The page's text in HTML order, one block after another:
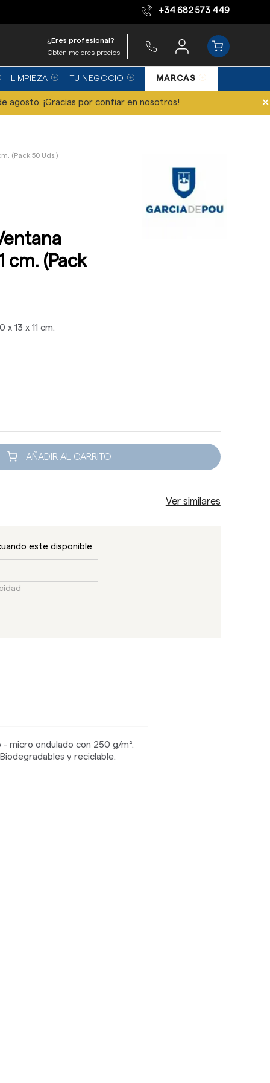
Equipo de expertos +34 682 573 449
¿Eres profesional?
Obtén mejores precios
LIMPIEZA TU NEGOCIO MARCAS
agosto. ¡Gracias por confiar en nosotros! ×
(Pack 50 Uds.)
cm. (Pack
13 x 11 cm.
AÑADIR AL CARRITO
Ver similares
este disponible
- micro ondulado con 250 g/m².
y reciclable.